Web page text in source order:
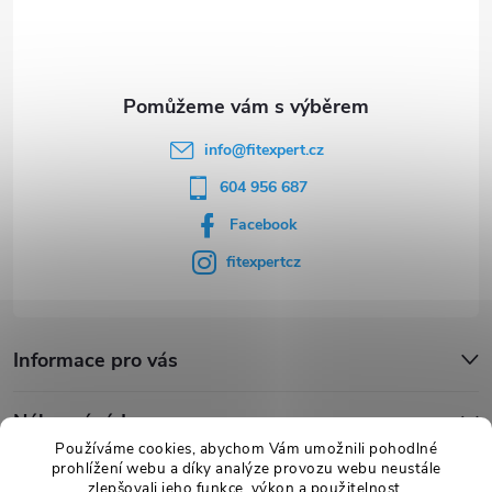
Používáme cookies, abychom Vám umožnili pohodlné
prohlížení webu a díky analýze provozu webu neustále
info@fitexpert.cz
604 956 687
Facebook
fitexpertcz
Informace pro vás
Nákupní rádce
Novinky